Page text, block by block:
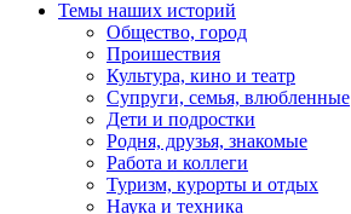
Темы наших историй
Общество, город
Проишествия
Культура, кино и театр
Супруги, семья, влюбленные
Дети и подростки
Родня, друзья, знакомые
Работа и коллеги
Туризм, курорты и отдых
Наука и техника